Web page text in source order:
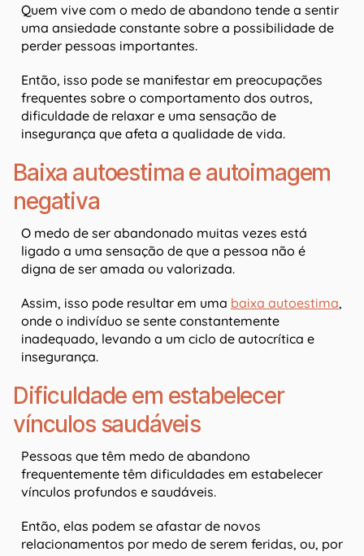
Quem vive com o medo de abandono tende a sentir
uma ansiedade constante sobre a possibilidade de
perder pessoas importantes.
Então, isso pode se manifestar em preocupações
frequentes sobre o comportamento dos outros,
dificuldade de relaxar e uma sensação de
insegurança que afeta a qualidade de vida.
Baixa autoestima e autoimagem
negativa
O medo de ser abandonado muitas vezes está
ligado a uma sensação de que a pessoa não é
digna de ser amada ou valorizada.
Assim, isso pode resultar em uma baixa autoestima,
onde o indivíduo se sente constantemente
inadequado, levando a um ciclo de autocrítica e
insegurança.
Dificuldade em estabelecer
vínculos saudáveis
Pessoas que têm medo de abandono
frequentemente têm dificuldades em estabelecer
vínculos profundos e saudáveis.
Então, elas podem se afastar de novos
relacionamentos por medo de serem feridas, ou, por